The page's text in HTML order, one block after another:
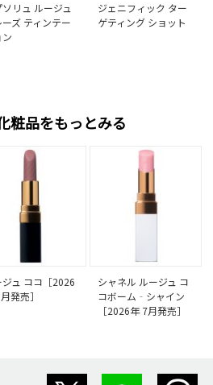
ソリュ ルージュ
ーズ ティンテー
ジェニフィック ター
ゲティング ショット
粧品をもっとみる
ジュ ココ［2026
発売］
シャネル ルージュ コ
コボーム‐シャイン
［2026年 7月発売］